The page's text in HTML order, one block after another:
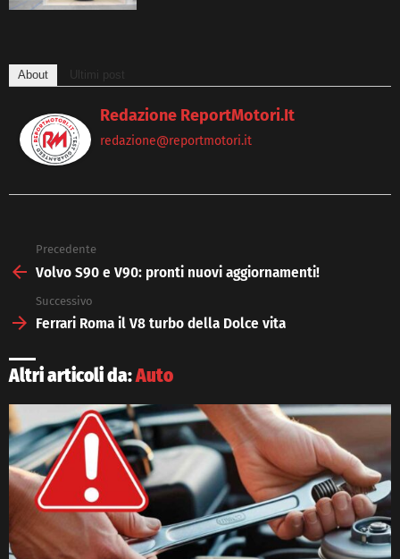
About Ultimi post
Redazione ReportMotori.it
redazione@reportmotori.it
more
Precedente
Volvo S90 e V90: pronti nuovi aggiornamenti!
Successivo
Ferrari Roma il V8 turbo della Dolce vita
Altri articoli da:Auto